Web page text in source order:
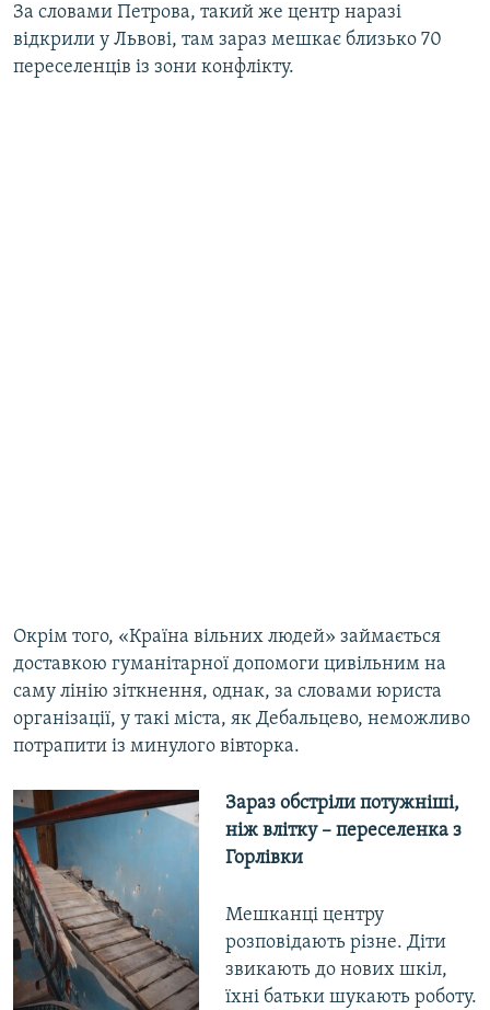
За словами Петрова, такий же центр наразі
відкрили у Львові, там зараз мешкає близько 70
переселенців із зони конфлікту.
Окрім того, «Країна вільних людей» займається
доставкою гуманітарної допомоги цивільним на
саму лінію зіткнення, однак, за словами юриста
організації, у такі міста, як Дебальцево, неможливо
потрапити із минулого вівторка.
Зараз обстріли потужніші,
ніж влітку – переселенка з
Горлівки
Мешканці центру
розповідають різне. Діти
звикають до нових шкіл,
їхні батьки шукають роботу.